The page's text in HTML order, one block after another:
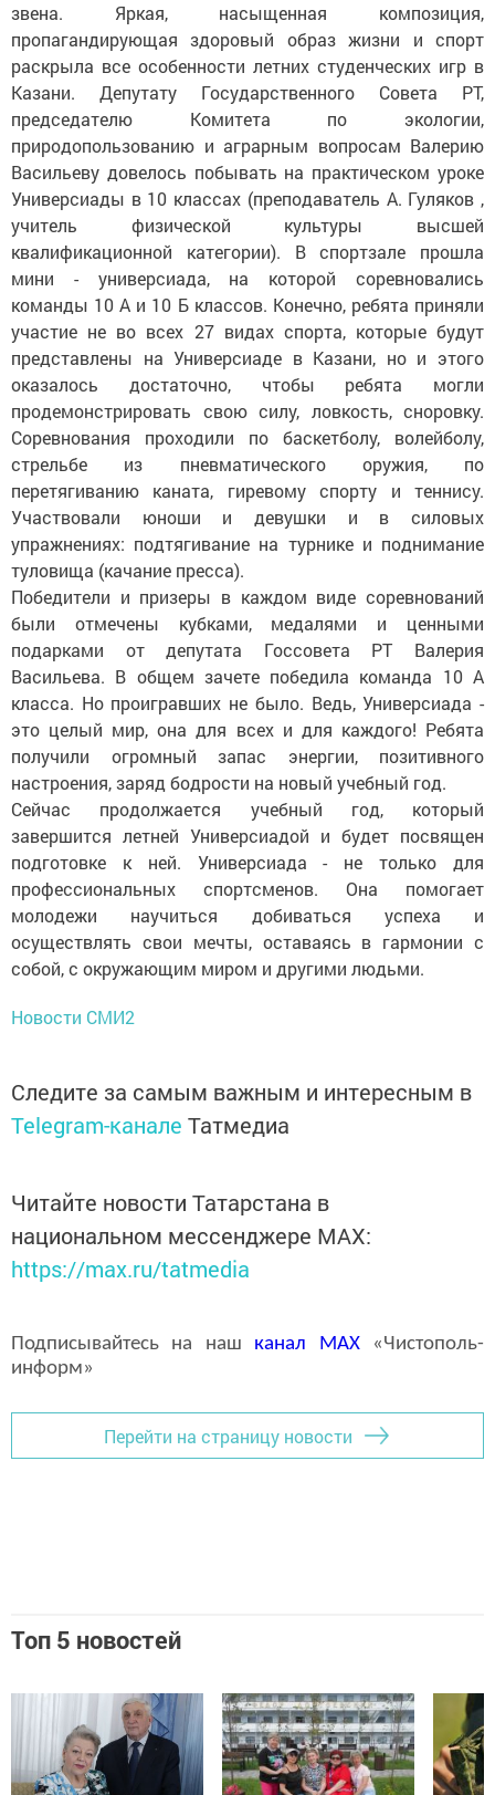
звена. Яркая, насыщенная композиция,
пропагандирующая здоровый образ жизни и спорт
раскрыла все особенности летних студенческих игр в
Казани. Депутату Государственного Совета РТ,
председателю Комитета по экологии,
природопользованию и аграрным вопросам Валерию
Васильеву довелось побывать на практическом уроке
Универсиады в 10 классах (преподаватель А. Гуляков ,
учитель физической культуры высшей
квалификационной категории). В спортзале прошла
мини - универсиада, на которой соревновались
команды 10 А и 10 Б классов. Конечно, ребята приняли
участие не во всех 27 видах спорта, которые будут
представлены на Универсиаде в Казани, но и этого
оказалось достаточно, чтобы ребята могли
продемонстрировать свою силу, ловкость, сноровку.
Соревнования проходили по баскетболу, волейболу,
стрельбе из пневматического оружия, по
перетягиванию каната, гиревому спорту и теннису.
Участвовали юноши и девушки и в силовых
упражнениях: подтягивание на турнике и поднимание
туловища (качание пресса).
Победители и призеры в каждом виде соревнований
были отмечены кубками, медалями и ценными
подарками от депутата Госсовета РТ Валерия
Васильева. В общем зачете победила команда 10 А
класса. Но проигравших не было. Ведь, Универсиада -
это целый мир, она для всех и для каждого! Ребята
получили огромный запас энергии, позитивного
настроения, заряд бодрости на новый учебный год.
Сейчас продолжается учебный год, который
завершится летней Универсиадой и будет посвящен
подготовке к ней. Универсиада - не только для
профессиональных спортсменов. Она помогает
молодежи научиться добиваться успеха и
осуществлять свои мечты, оставаясь в гармонии с
собой, с окружающим миром и другими людьми.
Новости СМИ2
Следите за самым важным и интересным в
Telegram-канале Татмедиа
Читайте новости Татарстана в
национальном мессенджере MАХ:
https://max.ru/tatmedia
Подписывайтесь на наш канал MAX«Чистополь-
информ»
Перейти на страницу новости
Топ 5 новостей